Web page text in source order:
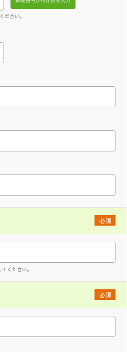
ださい。
必須
ください。
必須